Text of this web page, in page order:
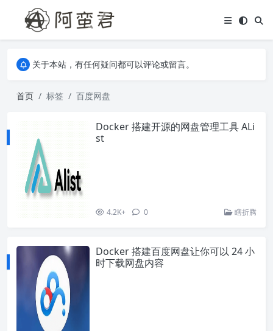
关于本站，有任何疑问都可以评论或留言。
关于本站，有任何疑问都可以评论或留言。
首页
标签 百度网盘
Docker 搭建开源的网盘管理工具 ALi
st
4.2K+ 0 瞎折腾
Docker 搭建百度网盘让你可以 24 小
时下载网盘内容